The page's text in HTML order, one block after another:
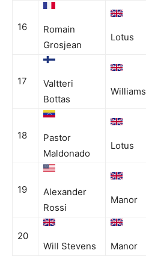
16
Romain
Grosjean
Lotus
17
Valtteri
Bottas
Williams
18
Pastor
Maldonado
Lotus
19
Alexander
Rossi
Manor
20
Will Stevens
Manor